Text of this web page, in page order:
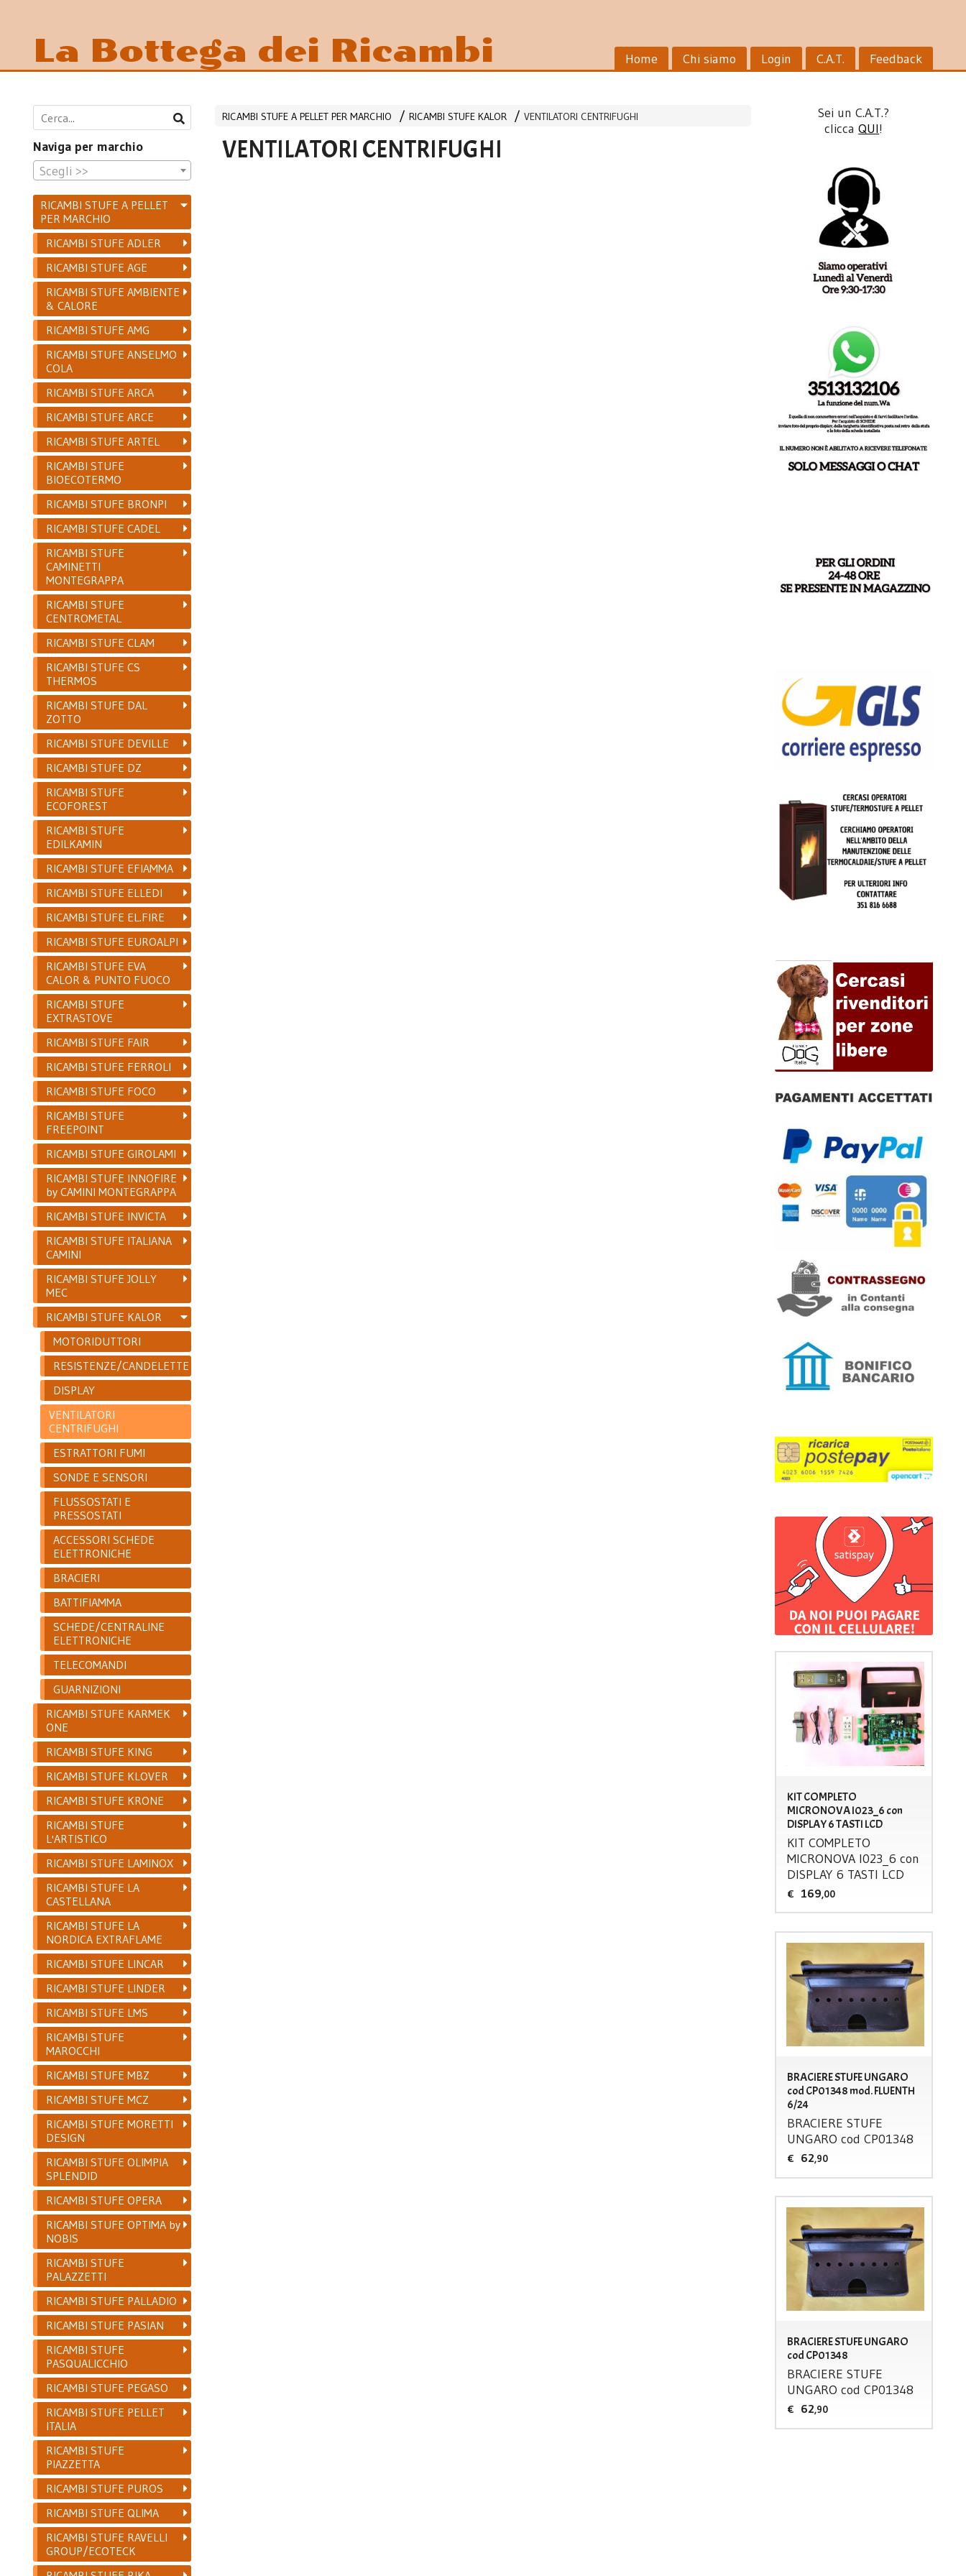
Home Chi siamo Login C.A.T. Feedback
La Bottega dei Ricambi
RICAMBI STUFE A PELLET PER MARCHIO RICAMBI STUFE KALOR VENTILATORI CENTRIFUGHI
VENTILATORI CENTRIFUGHI
Naviga per marchio
Scegli >>
RICAMBI STUFE A PELLET
PER MARCHIO
RICAMBI STUFE ADLER
RICAMBI STUFE AGE
RICAMBI STUFE AMBIENTE
& CALORE
RICAMBI STUFE AMG
RICAMBI STUFE ANSELMO
COLA
RICAMBI STUFE ARCA
RICAMBI STUFE ARCE
RICAMBI STUFE ARTEL
RICAMBI STUFE
BIOECOTERMO
RICAMBI STUFE BRONPI
RICAMBI STUFE CADEL
RICAMBI STUFE
CAMINETTI
MONTEGRAPPA
RICAMBI STUFE
CENTROMETAL
RICAMBI STUFE CLAM
RICAMBI STUFE CS
THERMOS
RICAMBI STUFE DAL
ZOTTO
RICAMBI STUFE DEVILLE
RICAMBI STUFE DZ
RICAMBI STUFE
ECOFOREST
RICAMBI STUFE
EDILKAMIN
RICAMBI STUFE EFIAMMA
RICAMBI STUFE ELLEDI
RICAMBI STUFE EL.FIRE
RICAMBI STUFE EUROALPI
RICAMBI STUFE EVA
CALOR & PUNTO FUOCO
RICAMBI STUFE
EXTRASTOVE
RICAMBI STUFE FAIR
RICAMBI STUFE FERROLI
RICAMBI STUFE FOCO
RICAMBI STUFE
FREEPOINT
RICAMBI STUFE GIROLAMI
RICAMBI STUFE INNOFIRE
by CAMINI MONTEGRAPPA
RICAMBI STUFE INVICTA
RICAMBI STUFE ITALIANA
CAMINI
RICAMBI STUFE JOLLY
MEC
RICAMBI STUFE KALOR
MOTORIDUTTORI
RESISTENZE/CANDELETTE
DISPLAY
VENTILATORI
CENTRIFUGHI
ESTRATTORI FUMI
SONDE E SENSORI
FLUSSOSTATI E
PRESSOSTATI
ACCESSORI SCHEDE
ELETTRONICHE
BRACIERI
BATTIFIAMMA
SCHEDE/CENTRALINE
ELETTRONICHE
TELECOMANDI
GUARNIZIONI
RICAMBI STUFE KARMEK
ONE
RICAMBI STUFE KING
RICAMBI STUFE KLOVER
RICAMBI STUFE KRONE
RICAMBI STUFE
L'ARTISTICO
RICAMBI STUFE LAMINOX
RICAMBI STUFE LA
CASTELLANA
RICAMBI STUFE LA
NORDICA EXTRAFLAME
RICAMBI STUFE LINCAR
RICAMBI STUFE LINDER
RICAMBI STUFE LMS
RICAMBI STUFE
MAROCCHI
RICAMBI STUFE MBZ
RICAMBI STUFE MCZ
RICAMBI STUFE MORETTI
DESIGN
RICAMBI STUFE OLIMPIA
SPLENDID
RICAMBI STUFE OPERA
RICAMBI STUFE OPTIMA by
NOBIS
RICAMBI STUFE
PALAZZETTI
RICAMBI STUFE PALLADIO
RICAMBI STUFE PASIAN
RICAMBI STUFE
PASQUALICCHIO
RICAMBI STUFE PEGASO
RICAMBI STUFE PELLET
ITALIA
RICAMBI STUFE
PIAZZETTA
RICAMBI STUFE PUROS
RICAMBI STUFE QLIMA
RICAMBI STUFE RAVELLI
GROUP/ECOTECK
Sei un C.A.T.?
cliccaQUI!
KIT COMPLETO
MICRONOVA I023_6 con
DISPLAY 6 TASTI LCD
KIT COMPLETO
MICRONOVA I023_6 con
DISPLAY 6 TASTI LCD
€ 169,00
BRACIERE STUFE UNGARO
cod CP01348 mod. FLUENTH
6/24
BRACIERE STUFE
UNGARO cod CP01348
€ 62,90
BRACIERE STUFE UNGARO
cod CP01348
BRACIERE STUFE
UNGARO cod CP01348
€ 62,90